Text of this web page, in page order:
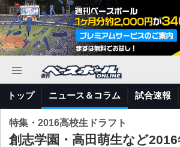
トップ ニュース＆コラム 試合速報
特集・2016高校生ドラフト
創志学園・高田萌生など